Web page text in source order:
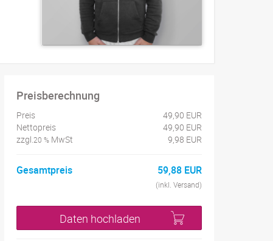
Preisberechnung
Preis
49,90 EUR
Nettopreis
49,90 EUR
zzgl.20 % MwSt 9,98 EUR
Gesamtpreis 59,88 EUR
(inkl. Versand)
Daten hochladen